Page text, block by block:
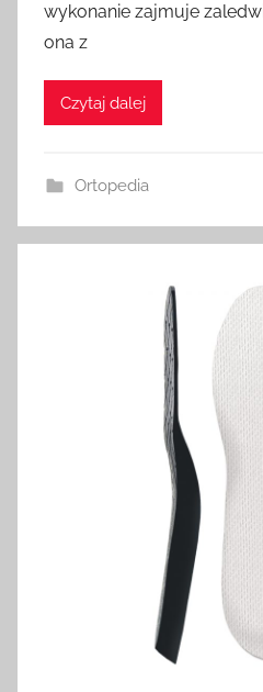
wykonanie zajmuje
ona z
Czytaj dalej
Ortopedia